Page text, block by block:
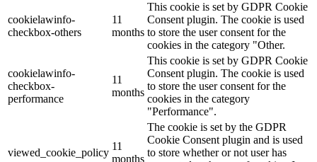
cookielawinfo-
checkbox-others
11
months
This cookie is set by GDPR Cookie
Consent plugin. The cookie is used
to store the user consent for the
cookies in the category "Other.
cookielawinfo-
checkbox-
performance
11
months
This cookie is set by GDPR Cookie
Consent plugin. The cookie is used
to store the user consent for the
cookies in the category
"Performance".
viewed_cookie_policy
11
months
The cookie is set by the GDPR
Cookie Consent plugin and is used
to store whether or not user has